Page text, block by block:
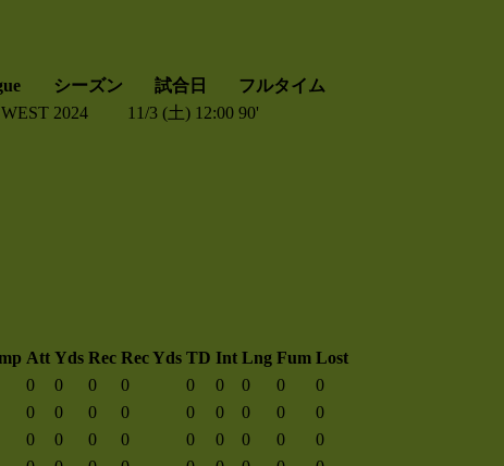
シーズン 試合日
フルタイム
2024 11/3 (土) 12:00 90'
Att Yds Rec Rec Yds TD Int Lng Fum Lost
0 0 0 0 0 0 0 0
0
0 0 0 0 0 0 0 0
0
0 0 0 0 0 0 0 0
0